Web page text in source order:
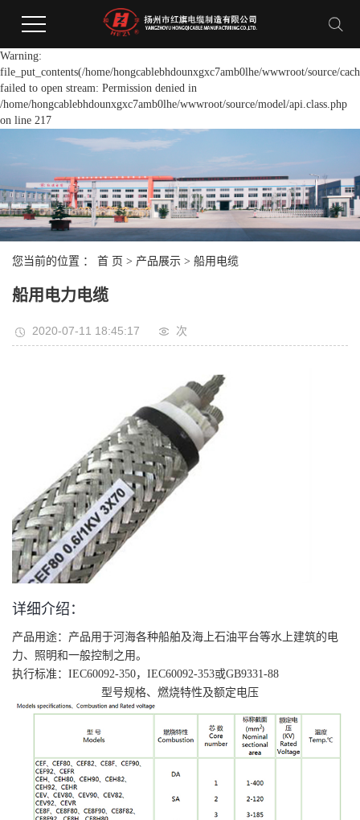
Warning:
file_put_contents(/home/hongcablebhdounxgxc7amb0lhe/wwwroot/source/
failed to open stream: Permission denied in
/home/hongcablebhdounxgxc7amb0lhe/wwwroot/source/model/api.class.php
on line 217
您当前的位置 ： 首 页 > 产品展示 > 船用电缆
船用电力电缆
2020-07-11 18:45:17 次
详细介绍：
产品用途：产品用于河海各种船舶及海上石油平台等水上建筑的电
力、照明和一般控制之用。
执行标准：IEC60092-350，IEC60092-353或GB9331-88
型号规格、燃烧特性及额定电压